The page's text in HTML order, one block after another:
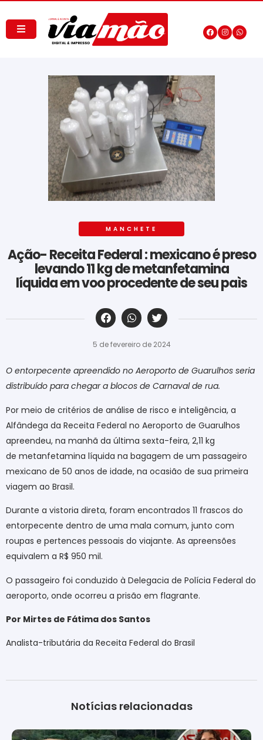
MANCHETE
Ação- Receita Federal : mexicano é preso
levando 11 kg de metanfetamina
líquida em voo procedente de seu paìs
‎ ‎ ‎ ‎ ‎ ‎ ‎ ‎ ‎ ‎ ‎ ‎ ‎ ‎ ‎ ‎ ‎ ‎ ‎ ‎ ‎ ‎ ‎ ‎ ‎ ‎ ‎ ‎ ‎ ‎ ‎
5 de fevereiro de 2024
O entorpecente apreendido no Aeroporto de Guarulhos seria
distribuído para chegar a blocos de Carnaval de rua.
Por meio de critérios de análise de risco e inteligência, a
Alfândega da Receita Federal no Aeroporto de Guarulhos
apreendeu, na manhã da última sexta-feira, 2,11 kg
de metanfetamina líquida na bagagem de um passageiro
mexicano de 50 anos de idade, na ocasião de sua primeira
viagem ao Brasil.
Durante a vistoria direta, foram encontrados 11 frascos do
entorpecente dentro de uma mala comum, junto com
roupas e pertences pessoais do viajante. As apreensões
equivalem a R$ 950 mil.
O passageiro foi conduzido à Delegacia de Polícia Federal do
aeroporto, onde ocorreu a prisão em flagrante.
Por Mirtes de Fátima dos Santos
Analista-tributária da Receita Federal do Brasil
Notícias relacionadas